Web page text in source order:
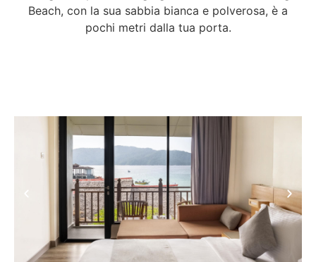
Beach, con la sua sabbia bianca e polverosa, è a
pochi metri dalla tua porta.